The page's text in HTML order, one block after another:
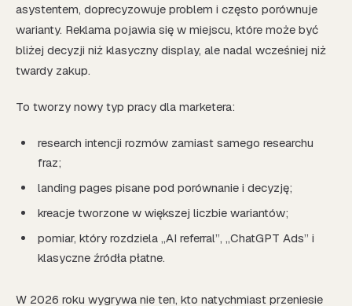
asystentem, doprecyzowuje problem i często porównuje
warianty. Reklama pojawia się w miejscu, które może być
bliżej decyzji niż klasyczny display, ale nadal wcześniej niż
twardy zakup.
To tworzy nowy typ pracy dla marketera:
research intencji rozmów zamiast samego researchu
fraz;
landing pages pisane pod porównanie i decyzję;
kreacje tworzone w większej liczbie wariantów;
pomiar, który rozdziela „AI referral”, „ChatGPT Ads” i
klasyczne źródła płatne.
W 2026 roku wygrywa nie ten, kto natychmiast przeniesie